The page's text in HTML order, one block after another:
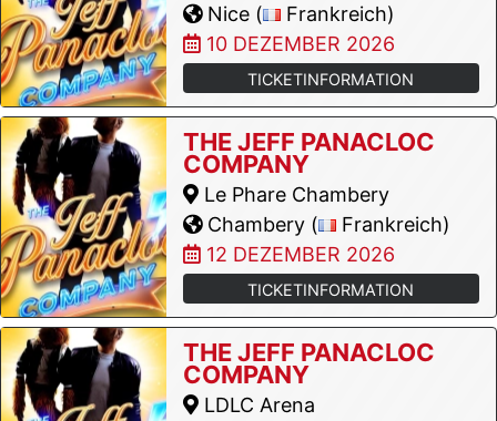
Nice (
Frankreich)
10 DEZEMBER 2026
TICKETINFORMATION
THE JEFF PANACLOC
COMPANY
Le Phare Chambery
Chambery (
Frankreich)
12 DEZEMBER 2026
TICKETINFORMATION
THE JEFF PANACLOC
COMPANY
LDLC Arena